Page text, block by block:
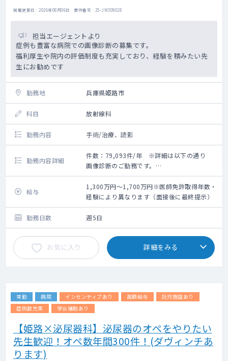
単独冠動脈バイパス術：33件
冠動脈バイパス術に併施した手術：22件
＜弁膜症＞
大動脈弁 ：22件
僧帽弁 ：26件
三尖弁 ：26件
その他 ：18件
＜大動脈瘤＞
胸部 ：44件
腹部 ：29件
＜末梢血管＞
動脈疾患 ：47件
静脈疾患 ：142件
シャント ：82件
【当直・オンコール】
・当直：あり （週1回程度）
・当直体制：内科系・外科系の2名体制
掲載更新日 : 2026年08月06日 案件番号 : 25-JW309028
担当エージェントより
症例も豊富な病院での画像診断の募集です。
福利厚生や院内の評価制度も充実しており、経験を積みたい先
生にお勧めです
勤務地 兵庫県姫路市
科目 放射線科
勤務内容 手術/治療、読影
勤務内容詳細
件数：79,093件/年 ※詳細は以下の通り
画像診断のご勤務です。
IVRも行っており、ご希望の先生には是非ご対
応をお願いいたします。
《業務内容》※2023年度実績
・画像診断：年間79,093件
（件数）
一般撮影：38,780件
CT ：23,924件
MRI ：10,649件
血管撮影：1,741件
透視撮影：858件
給与
1,300万円～1,700万円※医師免許取得年数・
経験により異なります（面接後に最終提示）
勤務日数 週5日
お気に入り 詳細をみる
常勤 病院 インセンティブあり 高額給与
託児施設あり
症例数充実
学会補助あり
【姫路×泌尿器科】泌尿器のオペをやりたい
先生歓迎！オペ数年間300件！(ダヴィンチあ
ります)